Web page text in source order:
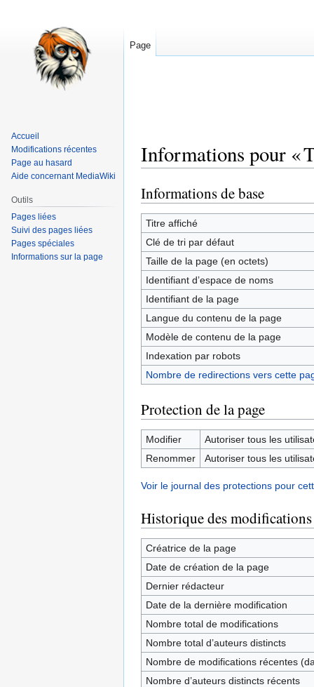
Informations pour «
Aller
à
la
navigation
Aller
à
la
recherche
Informations de base
Titre affiché
Clé de tri par défaut
Taille de la page (en octets)
Identifiant dʼespace de noms
Identifiant de la page
Langue du contenu de la page
Modèle de contenu de la page
Indexation par robots
Nombre de redirections vers cette
Protection de la page
Modifier
Autoriser tous les
Renommer
Autoriser tous les
Voir le journal des protections pour
Historique des modifications
Créatrice de la page
Date de création de la page
Dernier rédacteur
Date de la dernière modification
Nombre total de modifications
Nombre total d’auteurs distincts
Nombre de modifications récentes
Nombre d’auteurs distincts récents
Page
Accueil
Modifications récentes
Page au hasard
Aide concernant MediaWiki
Outils
Pages liées
Suivi des pages liées
Pages spéciales
Informations sur la page